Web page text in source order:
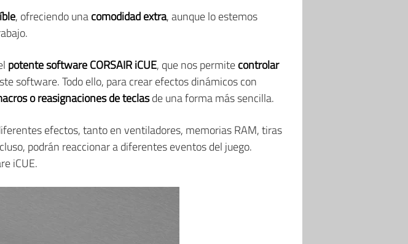
, ofreciendo unacomodidad extra, aunque lo estemos
potente software CORSAIR iCUE, que nos permitecontrolar
software. Todo ello, para crear efectos dinámicos con
o reasignaciones de teclasde una forma más sencilla.
efectos, tanto en ventiladores, memorias RAM, tiras
podrán reaccionar a diferentes eventos del juego.
iCUE.